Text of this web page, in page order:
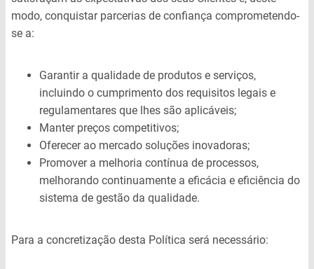
modo, conquistar parcerias de confiança comprometendo-
se a:
Garantir a qualidade de produtos e serviços,
incluindo o cumprimento dos requisitos legais e
regulamentares que lhes são aplicáveis;
Manter preços competitivos;
Oferecer ao mercado soluções inovadoras;
Promover a melhoria contínua de processos,
melhorando continuamente a eficácia e eficiência do
sistema de gestão da qualidade.
Para a concretização desta Política será necessário: